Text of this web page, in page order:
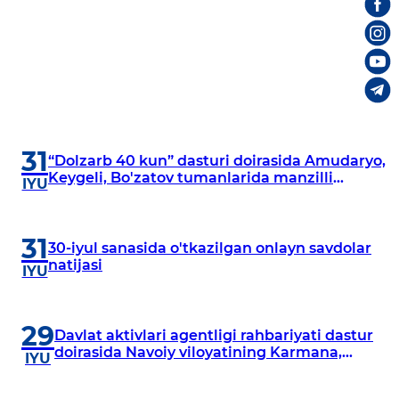
31
IYU
“Dolzarb 40 kun” dasturi doirasida Amudaryo,
Keygeli, Bo'zatov tumanlarida manzilli
31
IYU
30-iyul sanasida o'tkazilgan onlayn savdolar
natijasi
29
IYU
Davlat aktivlari agentligi rahbariyati dastur
doirasida Navoiy viloyatining Karmana,